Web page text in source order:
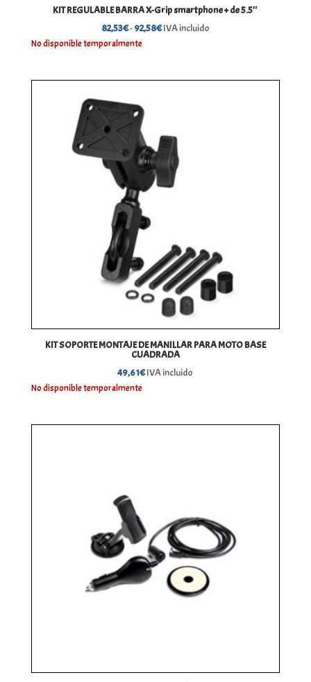
KIT REGULABLE BARRA X-Grip smartphone + de 5.5″
82,53€-92,58€Rango
IVA incluido
No disponible temporalmente
KIT SOPORTE MONTAJE DE MANILLAR PARA MOTO BASE
CUADRADA
49,61€IVA incluido
No disponible temporalmente